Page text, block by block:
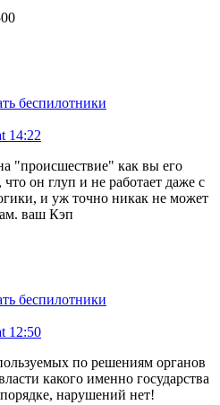
беспилотники
14:22
"происшествие" как вы его
он глуп и не работает даже с
и уж точно никак не может
ваш Кэп
беспилотники
12:50
по решениям органов
какого именно государства
порядке, нарушений нет!